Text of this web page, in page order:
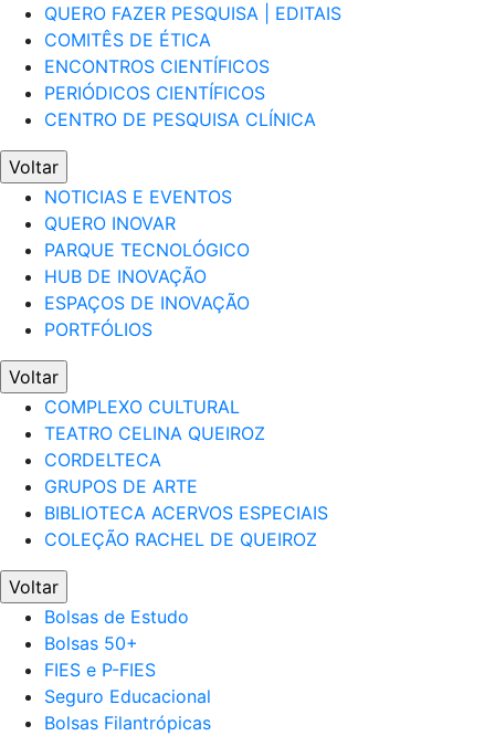
QUERO FAZER PESQUISA | EDITAIS
COMITÊS DE ÉTICA
ENCONTROS CIENTÍFICOS
PERIÓDICOS CIENTÍFICOS
CENTRO DE PESQUISA CLÍNICA
Voltar
NOTICIAS E EVENTOS
QUERO INOVAR
PARQUE TECNOLÓGICO
HUB DE INOVAÇÃO
ESPAÇOS DE INOVAÇÃO
PORTFÓLIOS
Voltar
COMPLEXO CULTURAL
TEATRO CELINA QUEIROZ
CORDELTECA
GRUPOS DE ARTE
BIBLIOTECA ACERVOS ESPECIAIS
COLEÇÃO RACHEL DE QUEIROZ
Voltar
Bolsas de Estudo
Bolsas 50+
FIES e P-FIES
Seguro Educacional
Bolsas Filantrópicas